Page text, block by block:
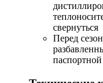
свернуться
Перед